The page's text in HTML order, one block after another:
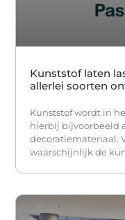
Kunststof laten
allerlei soorten
Kunststof wordt in
hierbij bijvoorbeeld
decoratiemateriaal.
waarschijnlijk de